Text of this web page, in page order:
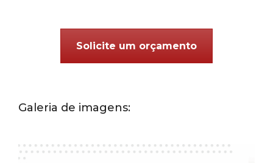
Solicite um orçamento
Galeria de imagens: